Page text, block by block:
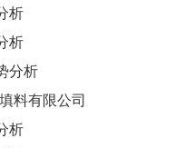
析
析
分析
料有限公司
析